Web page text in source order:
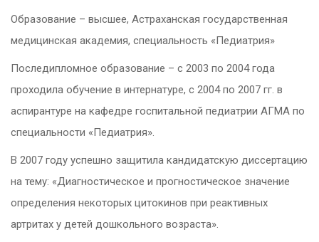
Образование – высшее, Астраханская государственная
медицинская академия, специальность «Педиатрия»
Последипломное образование – с 2003 по 2004 года
проходила обучение в интернатуре, с 2004 по 2007 гг. в
аспирантуре на кафедре госпитальной педиатрии АГМА по
специальности «Педиатрия».
В 2007 году успешно защитила кандидатскую диссертацию
на тему: «Диагностическое и прогностическое значение
определения некоторых цитокинов при реактивных
артритах у детей дошкольного возраста».